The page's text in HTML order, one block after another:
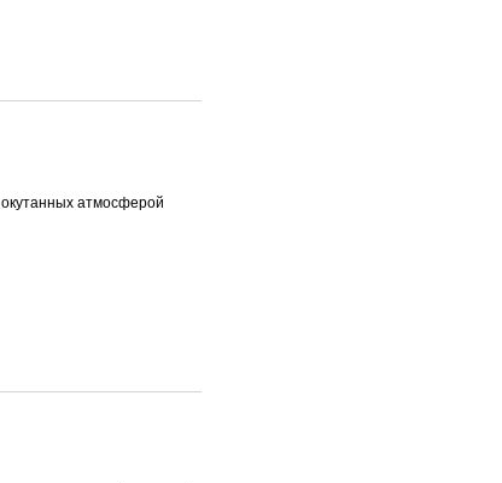
атмосферой